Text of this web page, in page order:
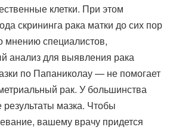
клетки. При этом
скрининга рака матки до сих пор
мнению специалистов,
анализ для выявления рака
по Папаниколау — не помогает
рак. У большинства
мазка. Чтобы
вашему врачу придется